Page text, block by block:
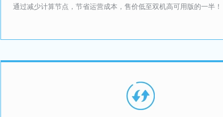
通过减少计算节点，节省运营成本，售价低至双机高可用版的一半！